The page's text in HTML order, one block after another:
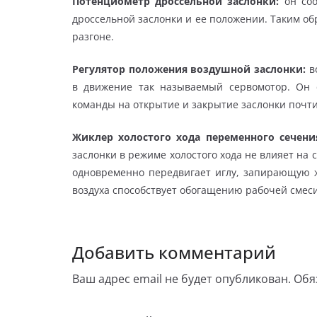
дроссельной заслонки и ее положении. Таким
разгоне.
Регулятор положения воздушной заслонки:
в движение так называемый сервомотор. Он
команды на открытие и закрытие заслонки
Жиклер холостого хода переменного
заслонки в режиме холостого хода не влияет
одновременно передвигает иглу, запирающую
воздуха способствует обогащению рабочей
Добавить комментарий
Ваш адрес email не будет опубликован.